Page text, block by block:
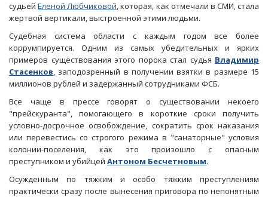
судьейЕленой Любчиковой, которая, как отмечали в СМИ, стала
жертвой вертикали, выстроенной этими людьми.
Судебная система области с каждым годом все более
коррумпируется. Одним из самых убедительных и ярких
примеров существования этого порока стал судья Владимир
Стасенков, заподозренный в получении взятки в размере 15
миллионов рублей и задержанный сотрудниками ФСБ.
Все чаще в прессе говорят о существовании некоего
"прейскуранта", помогающего в короткие сроки получить
условно-досрочное освобождение, сократить срок наказания
или перевестись со строгого режима в "санаторные" условия
колонии-поселения, как это произошло с опасным
преступником и убийцей Антоном Бесчетновым.
Осужденным по тяжким и особо тяжким преступлениям
практически сразу после вынесения приговора по непонятным